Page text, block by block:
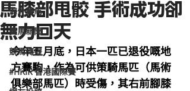
海外賽馬
賽馬新聞
競馬磚提
#HKIR 香港國際賽
馬膝部甩骹 手術成功卻
無力回天
今年五月底，日本一匹已退役嘅地
方賽駒，作為可供策騎馬匹（馬術
俱樂部馬匹）時受傷，其右前腳膝